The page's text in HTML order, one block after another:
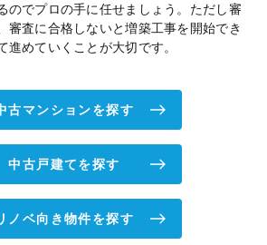
のでプロの手に任せましょう。ただし審
審査に合格しないと増築工事を開始でき
進めていくことが大切です。
古マンションを探す
中古戸建てを探す
ノベ向き物件を探す